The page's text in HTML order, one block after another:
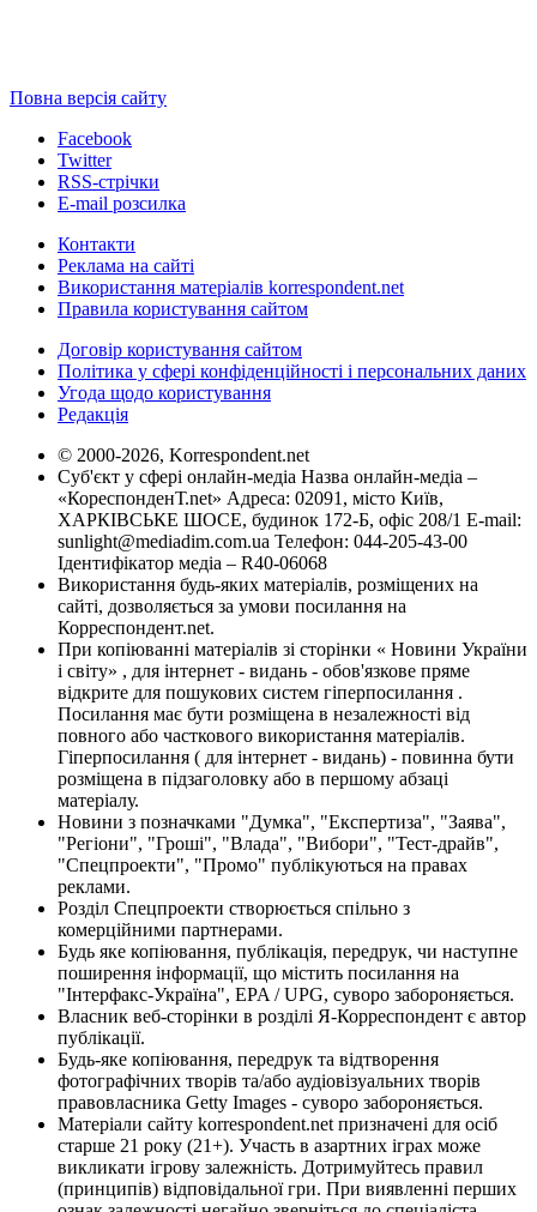
Повна версія сайту
Facebook
Twitter
RSS-стрічки
E-mail розсилка
Контакти
Реклама на сайті
Використання матеріалів korrespondent.net
Правила користування сайтом
Договір користування сайтом
Політика у сфері конфіденційності і персональних даних
Угода щодо користування
Редакція
© 2000-2026, Korrespondent.net
Суб'єкт у сфері онлайн-медіа Назва онлайн-медіа –
«КореспонденТ.net» Адреса: 02091, місто Київ,
ХАРКІВСЬКЕ ШОСЕ, будинок 172-Б, офіс 208/1 E-mail:
sunlight@mediadim.com.ua Телефон: 044-205-43-00
Ідентифікатор медіа – R40-06068
Використання будь-яких матеріалів, розміщених на
сайті, дозволяється за умови посилання на
Корреспондент.net.
При копіюванні матеріалів зі сторінки « Новини України
і світу» , для інтернет - видань - обов'язкове пряме
відкрите для пошукових систем гіперпосилання .
Посилання має бути розміщена в незалежності від
повного або часткового використання матеріалів.
Гіперпосилання ( для інтернет - видань) - повинна бути
розміщена в підзаголовку або в першому абзаці
матеріалу.
Новини з позначками "Думка", "Експертиза", "Заява",
"Регіони", "Гроші", "Влада", "Вибори", "Тест-драйв",
"Спецпроекти", "Промо" публікуються на правах
реклами.
Розділ Спецпроекти створюється спільно з
комерційними партнерами.
Будь яке копіювання, публікація, передрук, чи наступне
поширення інформації, що містить посилання на
"Інтерфакс-Україна", EPA / UPG, суворо забороняється.
Власник веб-сторінки в розділі Я-Корреспондент є автор
публікації.
Будь-яке копіювання, передрук та відтворення
фотографічних творів та/або аудіовізуальних творів
правовласника Getty Images - суворо забороняється.
Матеріали сайту korrespondent.net призначені для осіб
старше 21 року (21+). Участь в азартних іграх може
викликати ігрову залежність. Дотримуйтесь правил
(принципів) відповідальної гри. При виявленні перших